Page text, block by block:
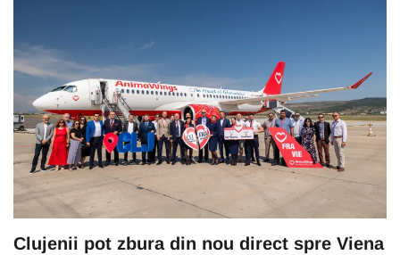
Clujenii pot zbura din nou direct spre Viena